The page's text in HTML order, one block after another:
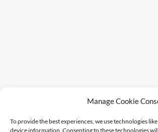
Manage Cookie
To provide the best experiences, we use technologies
device information. Consenting to these technologies